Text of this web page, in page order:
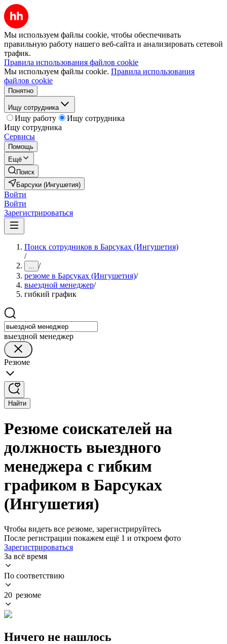
Мы используем файлы cookie, чтобы обеспечивать
правильную работу нашего веб-сайта и анализировать сетевой
трафик.
Правила использования файлов cookie
Мы используем файлы cookie. Правила использования
файлов cookie
Понятно
Ищу сотрудника
Ищу работу
Ищу сотрудника
Ищу сотрудника
Сервисы
Помощь
Ещё
Поиск
Барсуки (Ингушетия)
Войти
Войти
Зарегистрироваться
Поиск сотрудников в Барсуках (Ингушетия)
/
... /
резюме в Барсуках (Ингушетия)/
выездной менеджер/
гибкий график
выездной менеджер
Резюме
Найти
Резюме соискателей на
должность выездного
менеджера с гибким
графиком в Барсуках
(Ингушетия)
Чтобы видеть все резюме, зарегистрируйтесь
После регистрации покажем ещё 1 и откроем фото
Зарегистрироваться
За всё время
По соответствию
20 резюме
Ничего не нашлось